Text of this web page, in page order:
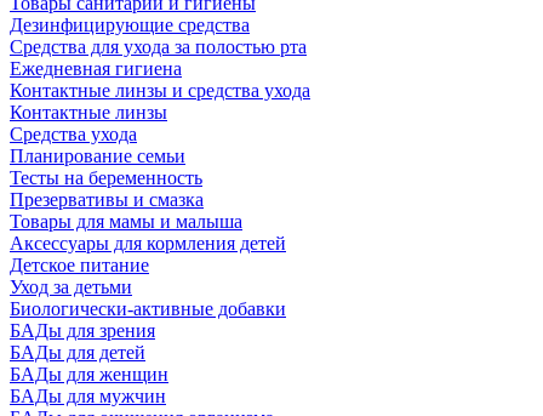
Дезинфицирующие средства
Средства для ухода за полостью рта
Ежедневная гигиена
Контактные линзы и средства ухода
Контактные линзы
Средства ухода
Планирование семьи
Тесты на беременность
Презервативы и смазка
Товары для мамы и малыша
Аксессуары для кормления детей
Детское питание
Уход за детьми
Биологически-активные добавки
БАДы для зрения
БАДы для детей
БАДы для женщин
БАДы для мужчин